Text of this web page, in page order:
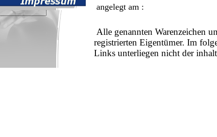
angelegt am :
Alle genannten Warenzeichen
registrierten Eigentümer. Im
Links unterliegen nicht der